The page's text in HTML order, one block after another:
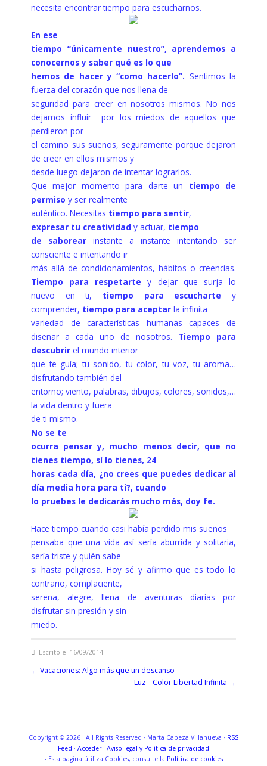
necesita encontrar tiempo para escucharnos.
En ese
tiempo “únicamente nuestro”, aprendemos a
conocernos y saber qué es lo que
hemos de hacer y “como hacerlo”. Sentimos la
fuerza del corazón que nos llena de
seguridad para creer en nosotros mismos. No nos
dejamos influir por los miedos de aquellos que
perdieron por
el camino sus sueños, seguramente porque dejaron
de creer en ellos mismos y
desde luego dejaron de intentar lograrlos.
Que mejor momento para darte un tiempo de
permiso y ser realmente
auténtico. Necesitas tiempo para sentir,
expresar tu creatividad y actuar, tiempo
de saborear instante a instante intentando ser
consciente e intentando ir
más allá de condicionamientos, hábitos o creencias.
Tiempo para respetarte y dejar que surja lo
nuevo en ti, tiempo para escucharte y
comprender, tiempo para aceptar la infinita
variedad de características humanas capaces de
diseñar a cada uno de nosotros. Tiempo para
descubrir el mundo interior
que te guía; tu sonido, tu color, tu voz, tu aroma…
disfrutando también del
entorno; viento, palabras, dibujos, colores, sonidos,…
la vida dentro y fuera
de ti mismo.
No se te
ocurra pensar y, mucho menos decir, que no
tienes tiempo, sí lo tienes, 24
horas cada día, ¿no crees que puedes dedicar al
día media hora para ti?, cuando
lo pruebes le dedicarás mucho más, doy fe.
Hace tiempo cuando casi había perdido mis sueños
pensaba que una vida así sería aburrida y solitaria,
sería triste y quién sabe
si hasta peligrosa. Hoy sé y afirmo que es todo lo
contrario, complaciente,
serena, alegre, llena de aventuras diarias por
disfrutar sin presión y sin
miedo.
Escrito el 16/09/2014
← Vacaciones: Algo más que un descanso
Luz – Color Libertad Infinita →
Copyright © 2026 · All Rights Reserved · Marta Cabeza Villanueva · RSS
Feed · Acceder· Aviso legal y Política de privacidad
- Esta pagina útiliza Cookies, consulte la Política de cookies